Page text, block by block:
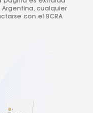
cualquier
con el BCRA